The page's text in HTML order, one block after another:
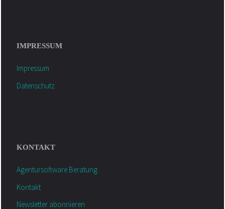
IMPRESSUM
Impressum
Datenschutz
KONTAKT
Agentursoftware Beratung
Kontakt
Newsletter abonnieren